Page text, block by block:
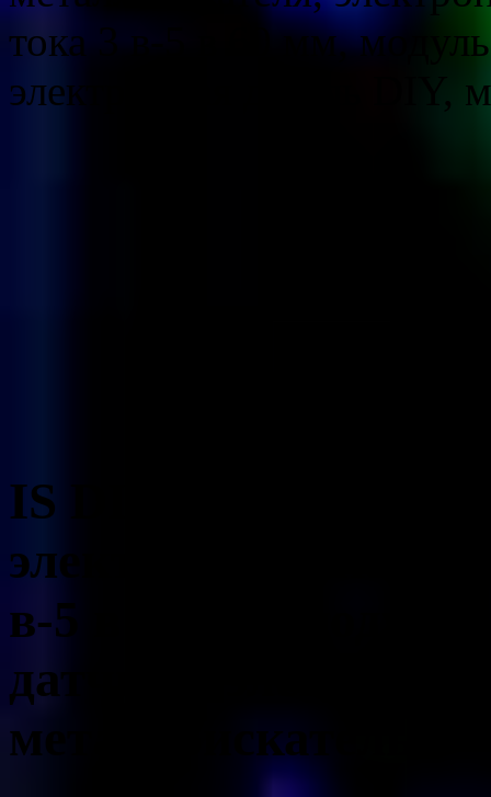
тока 3 в-5 в 60 мм,
электронная деталь DIY,
IS DIY Kit,
электронный
в-5 в 60 мм, модуль
датчика,
металлоискатель